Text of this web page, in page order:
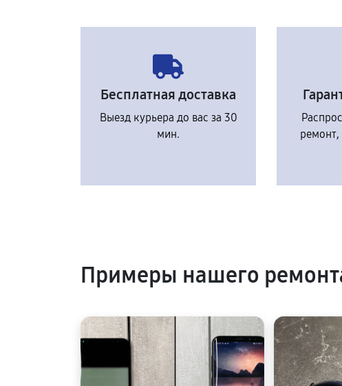
Бесплатная доставка
Выезд курьера до вас за 30
мин.
ремонт,
Примеры нашего